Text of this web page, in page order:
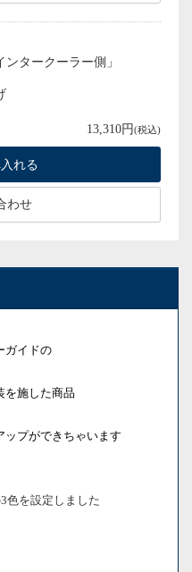
タークーラー側」
13,310円(税込)
わせ
ガイドの
を施した商品
ップができちゃいます
色を設定しました